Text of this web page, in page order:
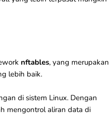
nftables, yang merupakan
lebih baik.
di sistem Linux. Dengan
mengontrol aliran data di